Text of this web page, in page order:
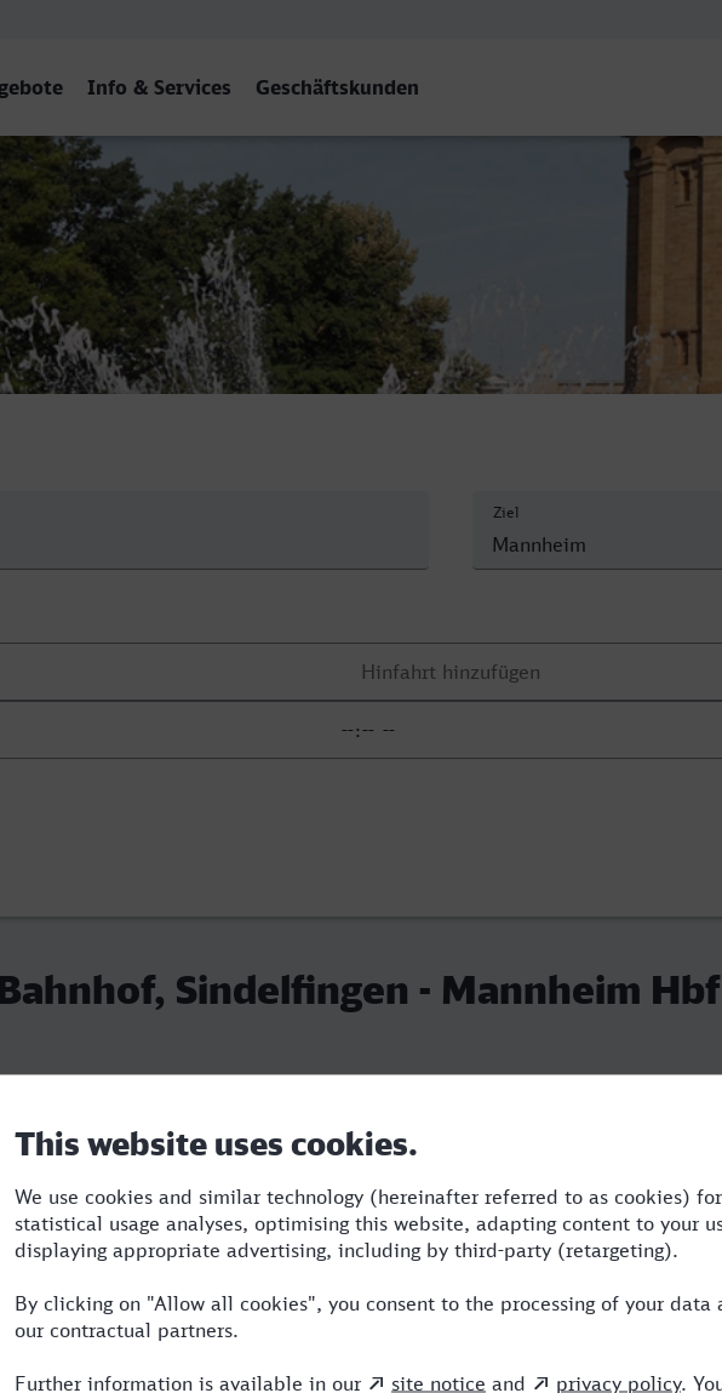
Info & Services Geschäftskunden
- Mannheim Hbf
Ziel
Sindelfingen - Mannheim Hbf
08-04 15:05
Mannheim Hbf
18.08.26
07:26
1:18 BUS,RE,ICE